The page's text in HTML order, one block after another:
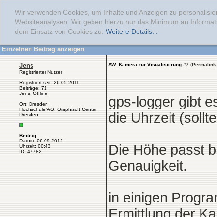
Wir verwenden Cookies, um Inhalte und Anzeigen zu
Websiteanalysen. Wir geben hierzu nur das Minimum an
dem Einsatz von Cookies zu. Weitere Details...
Einzelnen Beitrag anzeigen
Jens
Registrierter Nutzer
Registriert seit: 26.05.2011
Beiträge: 71
Jens: Offline
Ort: Dresden
Hochschule/AG: Graphisoft Center
Dresden
Beitrag
Datum: 06.09.2012
Uhrzeit: 00:43
ID: 47782
AW: Kamera zur Visualisierung #7 (Permalink)
gps-logger gibt
die Uhrzeit
Die Höhe passt
Genauigkeit.
in einigen
Ermittlung der